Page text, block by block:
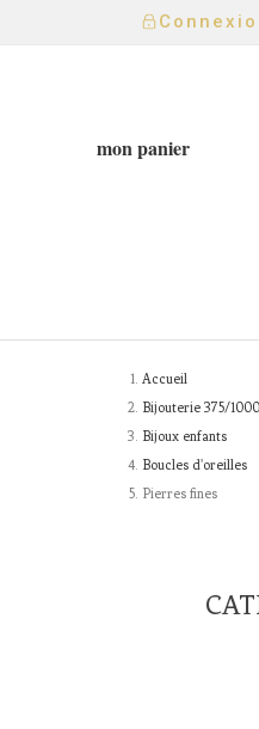
mon panier
Accueil
Bijouterie 375/
Bijoux enfants
Boucles d'oreilles
Pierres fines